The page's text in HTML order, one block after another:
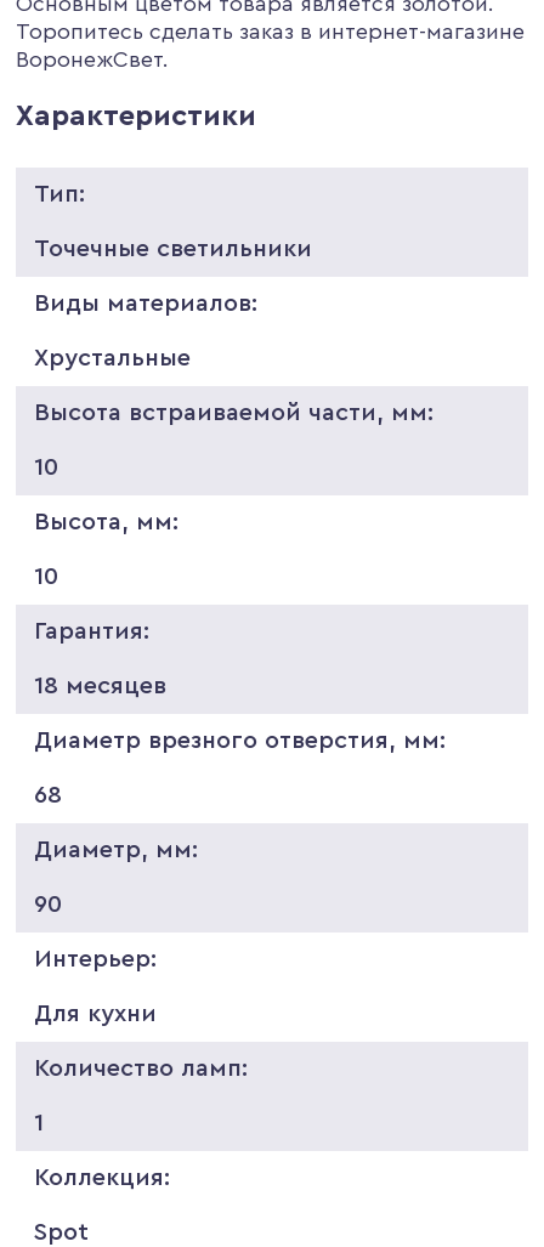
Торопитесь сделать заказ в интернет-магазине
ВоронежСвет.
Характеристики
Тип:
Точечные светильники
Виды материалов:
Хрустальные
Высота встраиваемой части, мм:
10
Высота, мм:
10
Гарантия:
18 месяцев
Диаметр врезного отверстия, мм:
68
Диаметр, мм:
90
Интерьер:
Для кухни
Количество ламп:
1
Коллекция:
Spot